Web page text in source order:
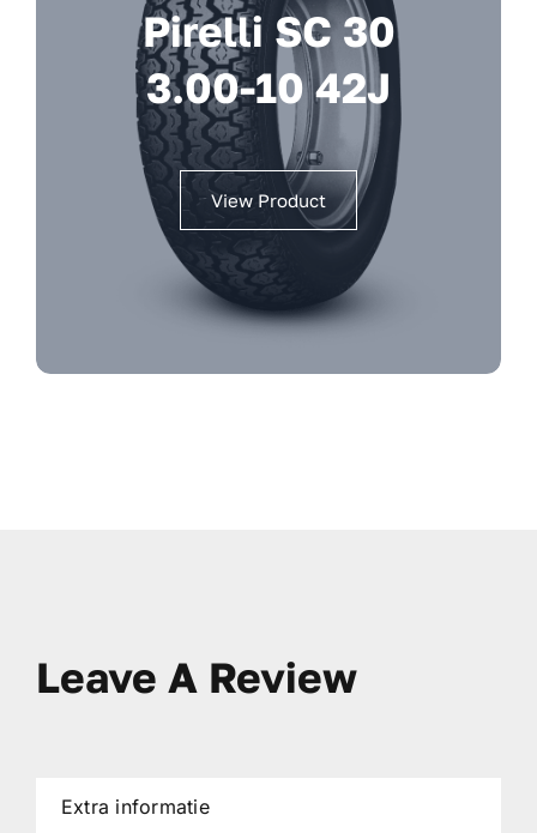
Pirelli SC 30
3.00-10 42J
View Product
Leave A Review
Extra informatie